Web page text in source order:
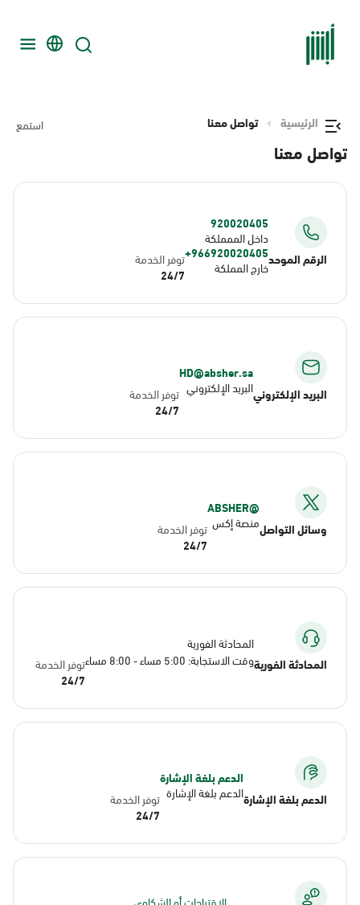
الرئيسية تواصل معنا استمع
تواصل معنا
الرقم الموحد
920020405
داخل الممملكة
966920020405+
خارج المملكة توفر الخدمة
24/7
البريد الإلكتروني
HD@absher.sa
البريد الإلكتروني توفر الخدمة
24/7
وسائل التواصل
@ABSHER
منصة إكس توفر الخدمة
24/7
المحادثة الفورية
المحادثة الفورية
وقت الاستجابة: 5:00 مساء - 8:00 مساء
توفر الخدمة
24/7
الدعم بلغة الإشارة
الدعم بلغة الإشارة
الدعم بلغة الإشارة توفر الخدمة
24/7